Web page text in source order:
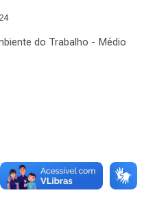
do Trabalho - Médio